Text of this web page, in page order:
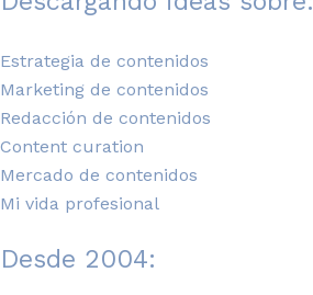
Estrategia de contenidos
Marketing de contenidos
Redacción de contenidos
Content curation
Mercado de contenidos
Mi vida profesional
Desde 2004: